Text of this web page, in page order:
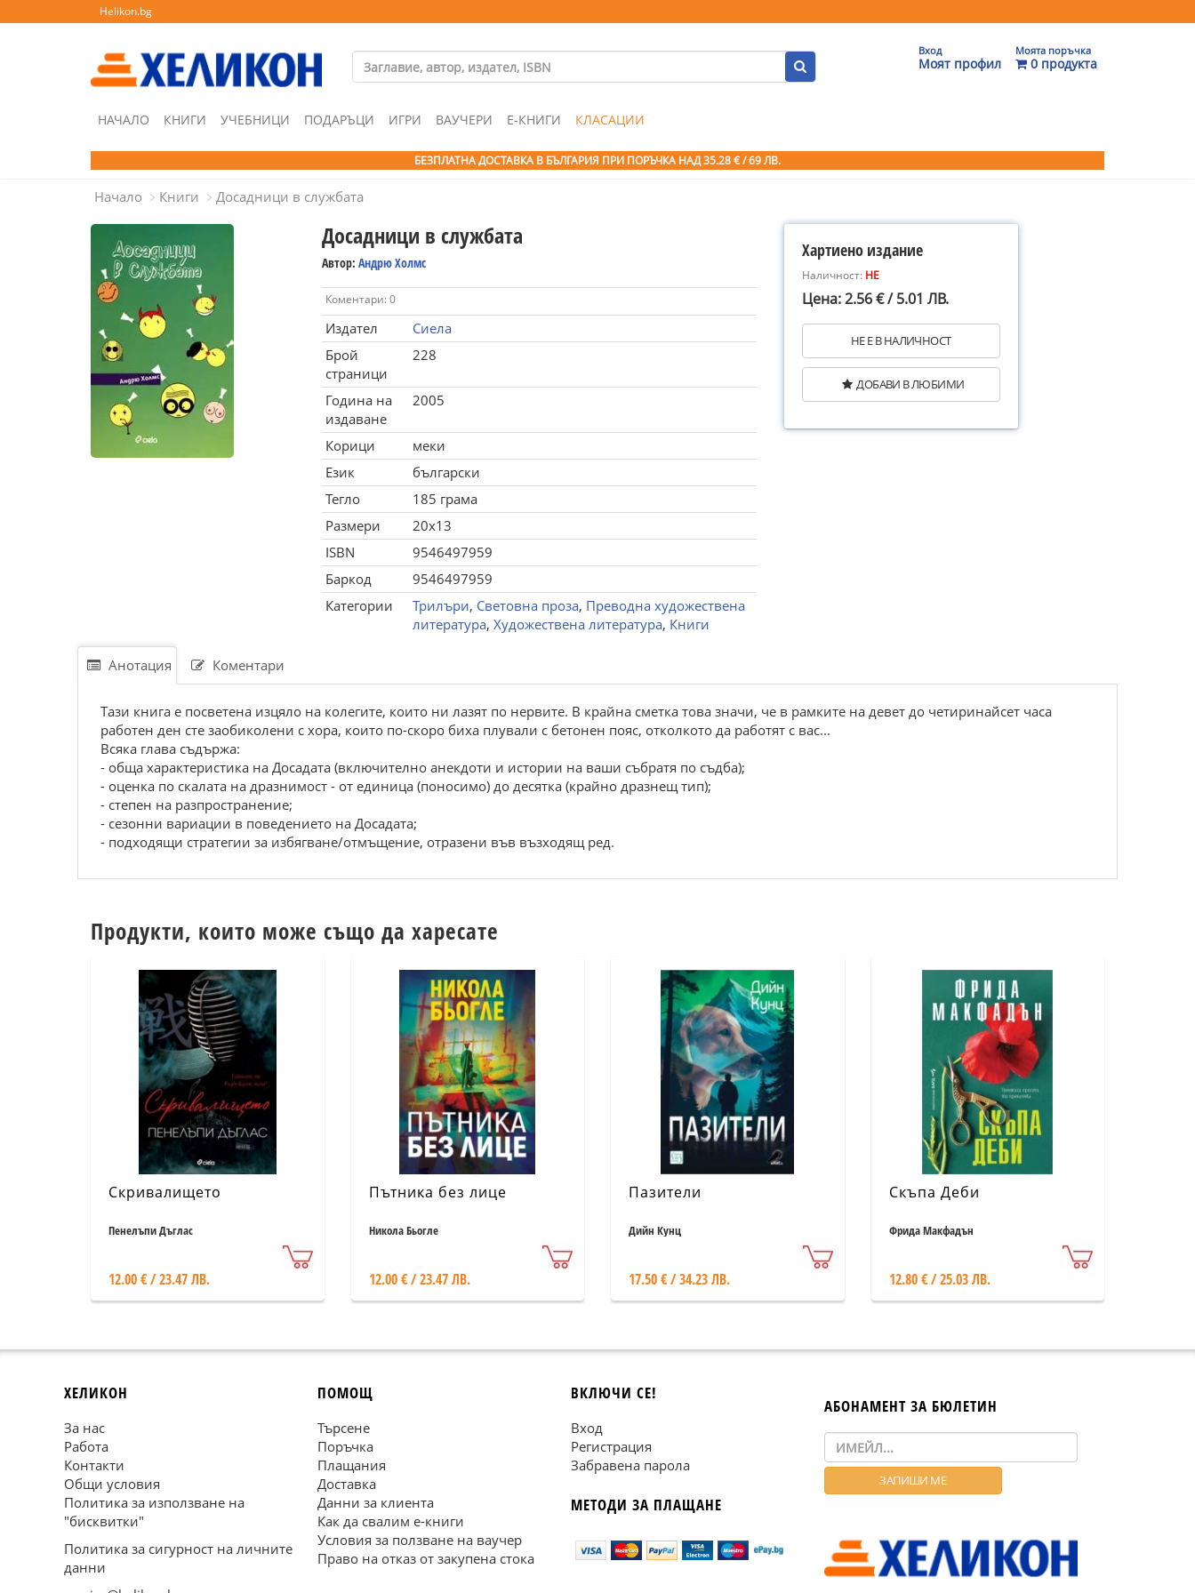
Helikon.bg
Вход
Моят профил
Моята поръчка
0 продукта
НАЧАЛО КНИГИ УЧЕБНИЦИ ПОДАРЪЦИ ИГРИ ВАУЧЕРИ Е-КНИГИ КЛАСАЦИИ
БЕЗПЛАТНА ДОСТАВКА В БЪЛГАРИЯ ПРИ ПОРЪЧКА НАД 35.28 € / 69 ЛВ.
Начало Книги Досадници в службата
Досадници в службата
Автор: Андрю Холмс
Коментари: 0
Издател
Сиела
Брой
страници
228
Година на
издаване
2005
Корици
меки
Език
български
Тегло
185 грама
Размери
20x13
ISBN
9546497959
Баркод
9546497959
Категории
Трилъри, Световна проза, Преводна художествена
литература, Художествена литература, Книги
Хартиено издание
Наличност: НЕ
Цена: 2.56 € / 5.01 ЛВ.
НЕ Е В НАЛИЧНОСТ
ДОБАВИ В ЛЮБИМИ
Анотация Коментари
Тази книга е посветена изцяло на колегите, които ни лазят по нервите. В крайна сметка това значи, че в рамките на девет до четиринайсет часа
работен ден сте заобиколени с хора, които по-скоро биха плували с бетонен пояс, отколкото да работят с вас...
Всяка глава съдържа:
- обща характеристика на Досадата (включително анекдоти и истории на ваши събратя по съдба);
- оценка по скалата на дразнимост - от единица (поносимо) до десятка (крайно дразнещ тип);
- степен на разпространение;
- сезонни вариации в поведението на Досадата;
- подходящи стратегии за избягване/отмъщение, отразени във възходящ ред.
Продукти, които може също да харесате
Скривалището
Пенелъпи Дъглас
12.00 € / 23.47 ЛВ.
Пътника без лице
Никола Бьогле
12.00 € / 23.47 ЛВ.
Пазители
Дийн Кунц
17.50 € / 34.23 ЛВ.
Скъпа Деби
Фрида Макфадън
12.80 € / 25.03 ЛВ.
ХЕЛИКОН
За нас
Работа
Контакти
Общи условия
Политика за използване на
"бисквитки"
Политика за сигурност на личните
данни
ПОМОЩ
Търсене
Поръчка
Плащания
Доставка
Данни за клиента
Как да свалим е-книги
Условия за ползване на ваучер
Право на отказ от закупена стока
ВКЛЮЧИ СЕ!
Вход
Регистрация
Забравена парола
МЕТОДИ ЗА ПЛАЩАНЕ
АБОНАМЕНТ ЗА БЮЛЕТИН